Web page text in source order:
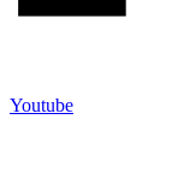
Youtube